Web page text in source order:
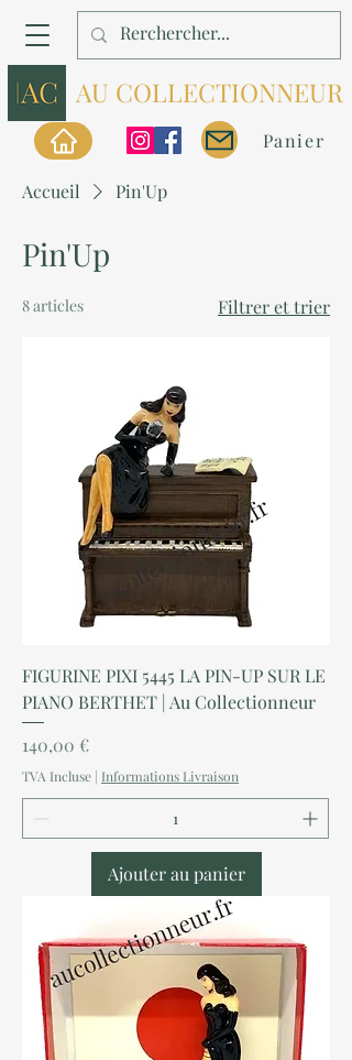
AU COLLECTIONNEUR
Panier
Accueil Pin'Up
Pin'Up
8 articles Filtrer et trier
FIGURINE PIXI 5445 LA PIN-UP SUR LE
PIANO BERTHET | Au Collectionneur
Prix
140,00 €
TVA Incluse | Informations Livraison
Ajouter au panier